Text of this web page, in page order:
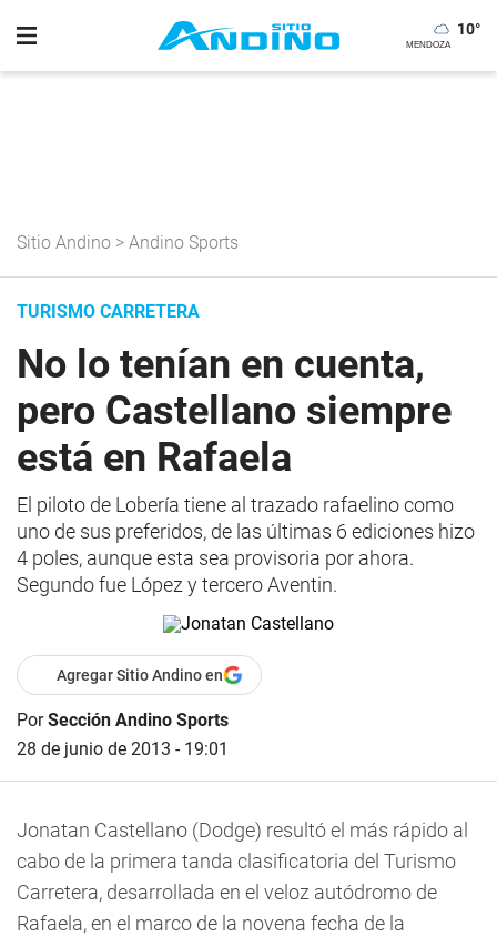
10°
Sitio Andino > Andino Sports
TURISMO CARRETERA
No lo tenían en cuenta,
pero Castellano siempre
está en Rafaela
El piloto de Lobería tiene al trazado rafaelino como
uno de sus preferidos, de las últimas 6 ediciones hizo
4 poles, aunque esta sea provisoria por ahora.
Segundo fue López y tercero Aventin.
Agregar Sitio Andino en
PorSección Andino Sports
28 de junio de 2013 - 19:01
Jonatan Castellano (Dodge) resultó el más rápido al
cabo de la primera tanda clasificatoria del Turismo
Carretera, desarrollada en el veloz autódromo de
Rafaela, en el marco de la novena fecha de la